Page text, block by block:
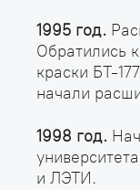
1995 год.
Обратились
краски БТ-
начали
1998 год.
и ЛЭТИ.